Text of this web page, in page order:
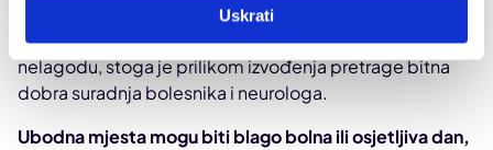
Uskrati
sustava na površini kože iznad odabranih živaca.
Navedeni postupci kod nekih bolesnika mogu izazvati
nelagodu, stoga je prilikom izvođenja pretrage bitna
dobra suradnja bolesnika i neurologa.
Ubodna mjesta mogu biti blago bolna ili osjetljiva dan,